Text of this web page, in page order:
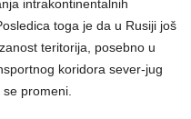
intrakontinentalnih
toga je da u Rusiji još
teritorija, posebno u
koridora sever-jug
promeni.